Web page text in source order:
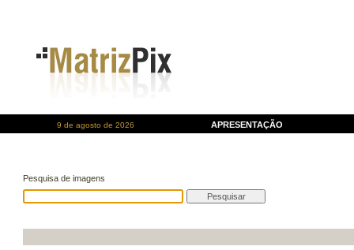
9 de agosto de 2026 APRESENTAÇÃO
Pesquisa de imagens